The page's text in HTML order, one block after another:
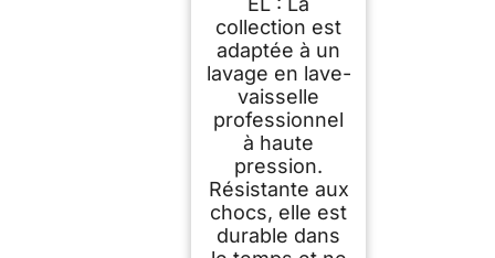
collection est
adaptée à un
lavage en lave-
vaisselle
professionnel
à haute
pression.
Résistante aux
chocs, elle est
durable dans